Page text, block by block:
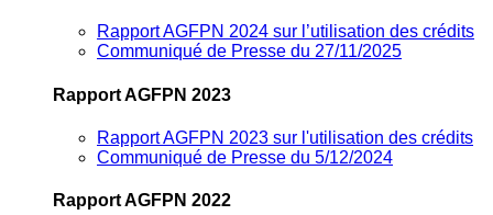
Rapport AGFPN 2024 sur l’utilisation des crédits
Communiqué de Presse du 27/11/2025
Rapport AGFPN 2023
Rapport AGFPN 2023 sur l'utilisation des crédits
Communiqué de Presse du 5/12/2024
Rapport AGFPN 2022